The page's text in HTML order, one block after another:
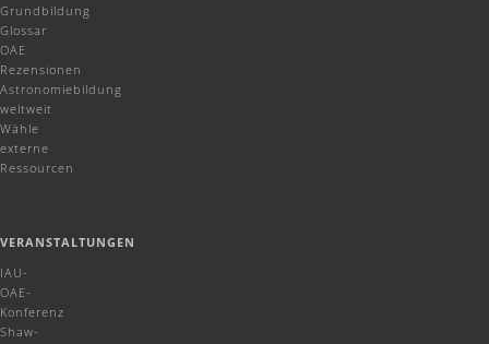
Grundbildung
Glossar
OAE
Rezensionen
Astronomiebildung
weltweit
Wähle
externe
Ressourcen
VERANSTALTUNGEN
IAU-
OAE-
Konferenz
Shaw-